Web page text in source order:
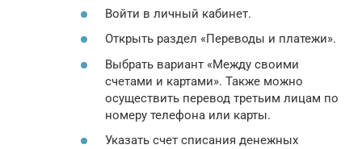
Войти в личный кабинет.
Открыть раздел «Переводы и платежи».
Выбрать вариант «Между своими
счетами и картами». Также можно
осуществить перевод третьим лицам по
номеру телефона или карты.
Указать счет списания денежных